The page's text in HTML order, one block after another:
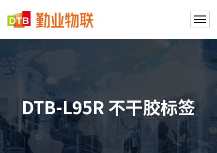
DTB-L95R 不干胶标签